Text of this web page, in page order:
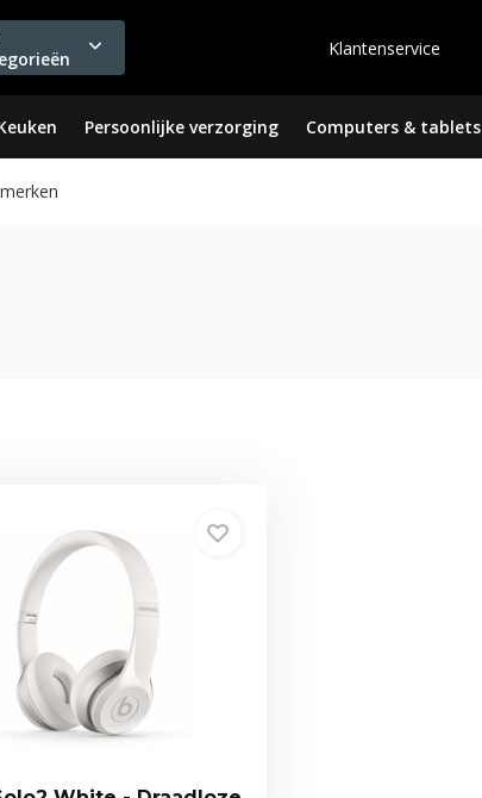
Klantenservice
Persoonlijke verzorging Computers & tablets